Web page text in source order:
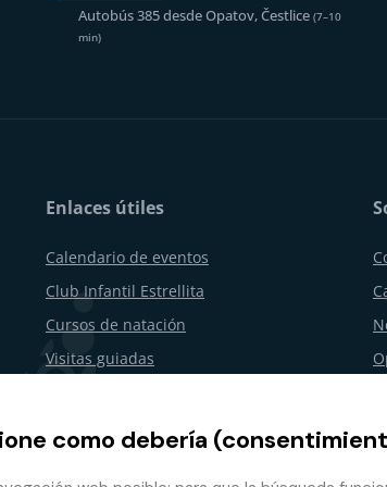
Autobús 385 desde Opatov, Čestlice (7–10
min)
Enlaces útiles
Calendario de eventos
Club Infantil Estrellita
Cursos de natación
Visitas guiadas
como debería